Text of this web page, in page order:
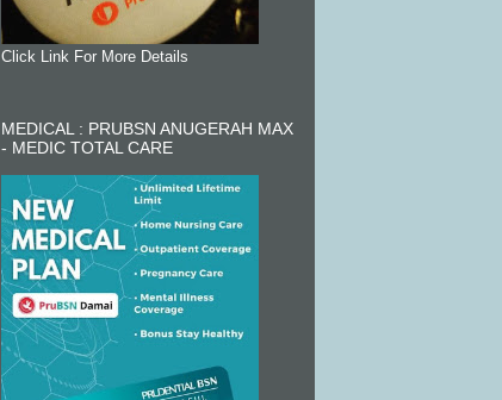
Click Link For More Details
MEDICAL : PRUBSN ANUGERAH MAX
- MEDIC TOTAL CARE